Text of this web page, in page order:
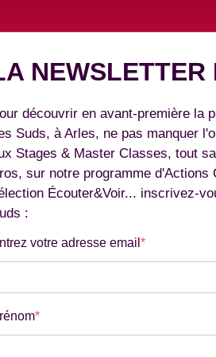
NEWSLETTER
découvrir en avant-première la
Suds, à Arles, ne pas manquer
Stages & Master Classes, tout
sur notre programme d'Actions
Écouter&Voir... inscrivez-
:
votre adresse email